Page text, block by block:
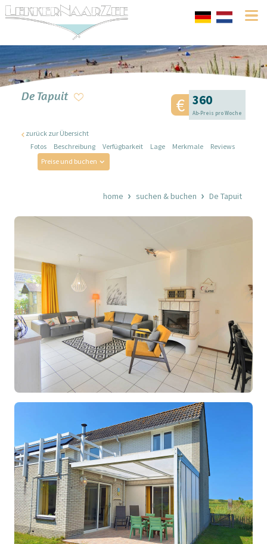
De Tapuit 360
Ab-Preis pro Woche
zurück zur Übersicht
Fotos
Beschreibung Verfügbarkeit Lage Merkmale
Reviews
Preise und buchen
home suchen & buchen De Tapuit